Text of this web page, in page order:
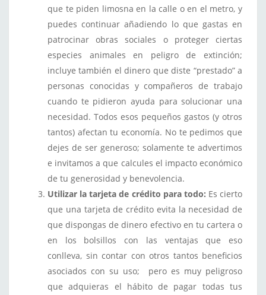
que te piden limosna en la calle o en el metro, y
puedes continuar añadiendo lo que gastas en
patrocinar obras sociales o proteger ciertas
especies animales en peligro de extinción;
incluye también el dinero que diste “prestado” a
personas conocidas y compañeros de trabajo
cuando te pidieron ayuda para solucionar una
necesidad. Todos esos pequeños gastos (y otros
tantos) afectan tu economía. No te pedimos que
dejes de ser generoso; solamente te advertimos
e invitamos a que calcules el impacto económico
de tu generosidad y benevolencia.
Utilizar la tarjeta de crédito para todo: Es cierto
que una tarjeta de crédito evita la necesidad de
que dispongas de dinero efectivo en tu cartera o
en los bolsillos con las ventajas que eso
conlleva, sin contar con otros tantos beneficios
asociados con su uso; pero es muy peligroso
que adquieras el hábito de pagar todas tus